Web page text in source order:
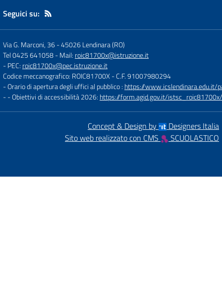
Seguici su:
Via G. Marconi, 36-45026 Lendinara (RO)
Tel 0425 641058- Mail: roic81700x@istruzione.it
- PEC: roic81700x@pec.istruzione.it
Codice meccanografico: ROIC81700X- C.F. 91007980294
- Orario di apertura degli uffici al pubblico : https://www.icslendinara.edu.it/
- - Obiettivi di accessibilità 2026: https://form.agid.gov.it/
Concept & Design by
Designers Italia
Sito web realizzato con CMS
SCUOLASTICO